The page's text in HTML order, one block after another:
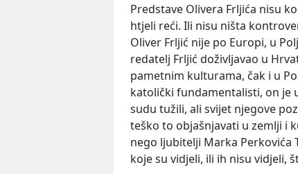
Predstave Olivera Frljića nisu
htjeli reći. Ili nisu ništa
Oliver Frljić nije po Europi, u
redatelj Frljić doživljavao u
pametnim kulturama, čak i u
katolički fundamentalisti, on je
sudu tužili, ali svijet njegove
teško to objašnjavati u zemlji i
nego ljubitelji Marka Perkovića
koje su vidjeli, ili ih nisu vidjeli,